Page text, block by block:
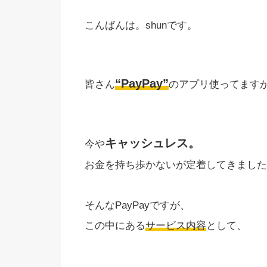
こんばんは。shunです。
皆さん“PayPay”のアプリ使ってます
今やキャッシュレス。
お金を持ち歩かないが定着してきまし
そんなPayPayですが、
この中にあるサービス内容として、